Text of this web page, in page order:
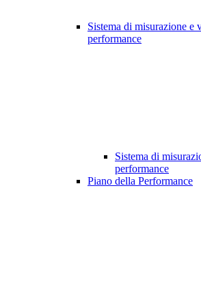
Sistema di misurazione e
performance
Sistema di
performance
Piano della Performance